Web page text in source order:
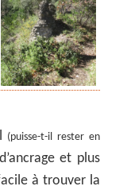
(puisse-t-il rester en
et plus
à trouver la